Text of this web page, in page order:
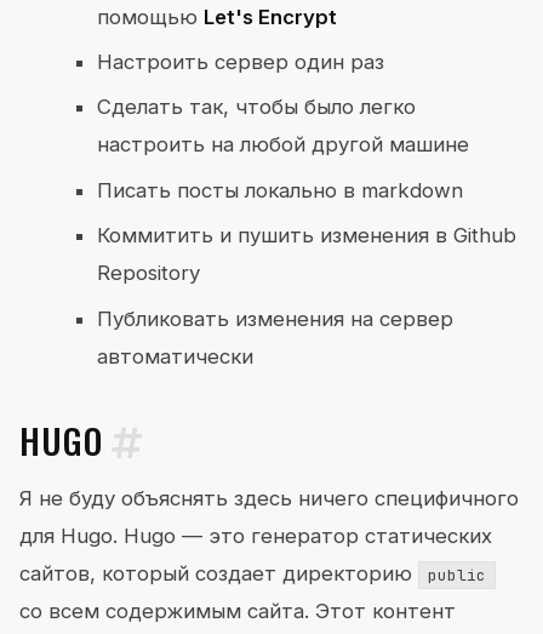
помощью Let's Encrypt
Настроить сервер один раз
Сделать так, чтобы было легко
настроить на любой другой машине
Писать посты локально в markdown
Коммитить и пушить изменения в Github
Repository
Публиковать изменения на сервер
автоматически
HUGO
Я не буду объяснять здесь ничего специфичного
для Hugo. Hugo — это генератор статических
сайтов, который создает директорию
public
со всем содержимым сайта. Этот контент